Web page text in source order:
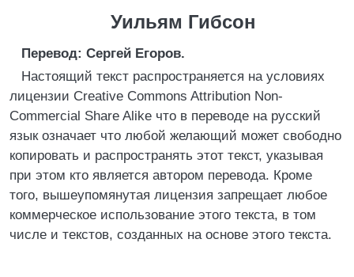
Уильям Гибсон
Перевод: Сергей Егоров.
Настоящий текст распространяется на условиях
лицензии Creative Commons Attribution Non-
Commercial Share Alike что в переводе на русский
язык означает что любой желающий может свободно
копировать и распространять этот текст, указывая
при этом кто является автором перевода. Кроме
того, вышеупомянутая лицензия запрещает любое
коммерческое использование этого текста, в том
числе и текстов, созданных на основе этого текста.